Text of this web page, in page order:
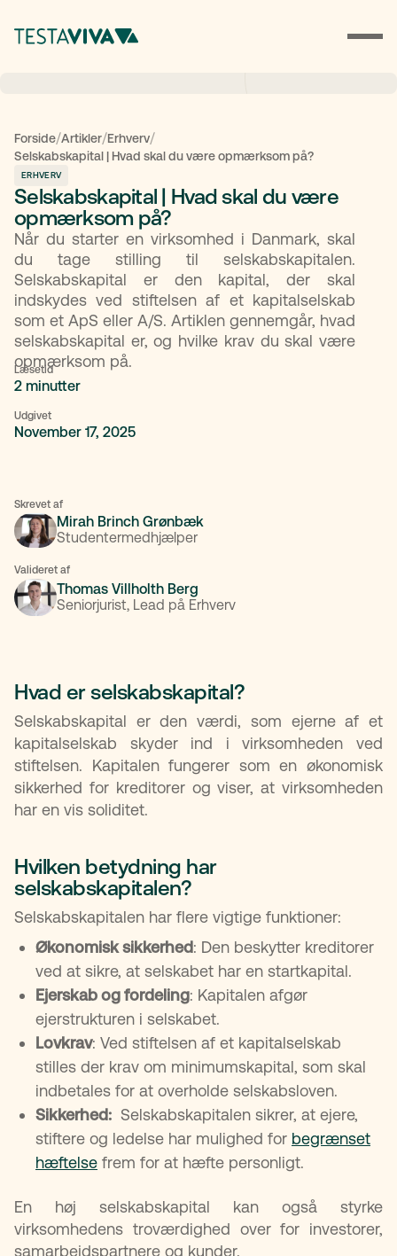
Forside/Artikler/Erhverv/
Selskabskapital | Hvad skal du være opmærksom på?
ERHVERV
Selskabskapital | Hvad skal du være
opmærksom på?
Når du starter en virksomhed i Danmark, skal
du tage stilling til selskabskapitalen.
Selskabskapital er den kapital, der skal
indskydes ved stiftelsen af et kapitalselskab
som et ApS eller A/S. Artiklen gennemgår, hvad
selskabskapital er, og hvilke krav du skal være
opmærksom på.
Læsetid
2 minutter
Udgivet
November 17, 2025
Skrevet af
Mirah Brinch Grønbæk
Studentermedhjælper
Valideret af
Thomas Villholth Berg
Seniorjurist, Lead på Erhverv
Hvad er selskabskapital?
Selskabskapital er den værdi, som ejerne af et
kapitalselskab skyder ind i virksomheden ved
stiftelsen. Kapitalen fungerer som en økonomisk
sikkerhed for kreditorer og viser, at virksomheden
har en vis soliditet.
Hvilken betydning har
selskabskapitalen?
Selskabskapitalen har flere vigtige funktioner:
Økonomisk sikkerhed: Den beskytter kreditorer
ved at sikre, at selskabet har en startkapital.
Ejerskab og fordeling: Kapitalen afgør
ejerstrukturen i selskabet.
Lovkrav: Ved stiftelsen af et kapitalselskab
stilles der krav om minimumskapital, som skal
indbetales for at overholde selskabsloven.
Sikkerhed: Selskabskapitalen sikrer, at ejere,
stiftere og ledelse har mulighed for begrænset
hæftelse frem for at hæfte personligt.
En høj selskabskapital kan også styrke
virksomhedens troværdighed over for investorer,
samarbejdspartnere og kunder.